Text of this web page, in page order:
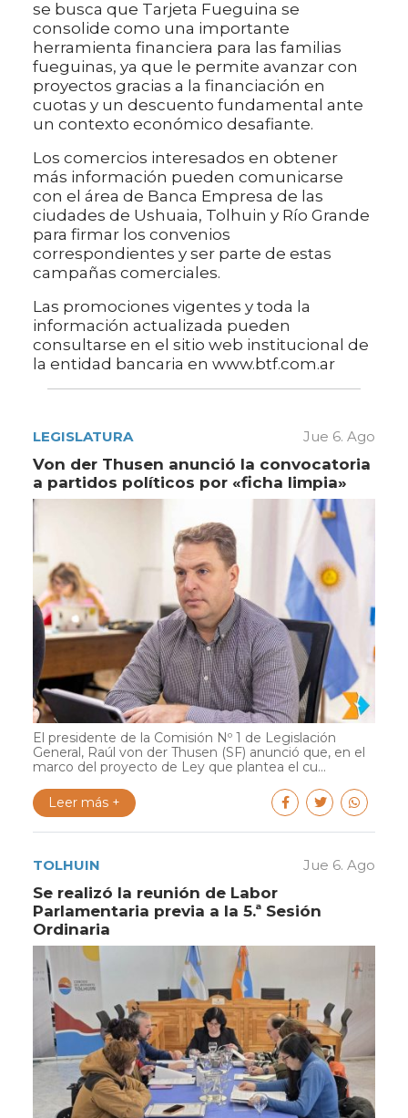
se busca que Tarjeta Fueguina se
consolide como una importante
herramienta financiera para las familias
fueguinas, ya que le permite avanzar con
proyectos gracias a la financiación en
cuotas y un descuento fundamental ante
un contexto económico desafiante.
Los comercios interesados en obtener
más información pueden comunicarse
con el área de Banca Empresa de las
ciudades de Ushuaia, Tolhuin y Río Grande
para firmar los convenios
correspondientes y ser parte de estas
campañas comerciales.
Las promociones vigentes y toda la
información actualizada pueden
consultarse en el sitio web institucional de
la entidad bancaria en www.btf.com.ar
LEGISLATURA Jue 6. Ago
Von der Thusen anunció la convocatoria
a partidos políticos por «ficha limpia»
El presidente de la Comisión Nº 1 de Legislación
General, Raúl von der Thusen (SF) anunció que, en el
marco del proyecto de Ley que plantea el cu...
Leer más +
TOLHUIN Jue 6. Ago
Se realizó la reunión de Labor
Parlamentaria previa a la 5.ª Sesión
Ordinaria